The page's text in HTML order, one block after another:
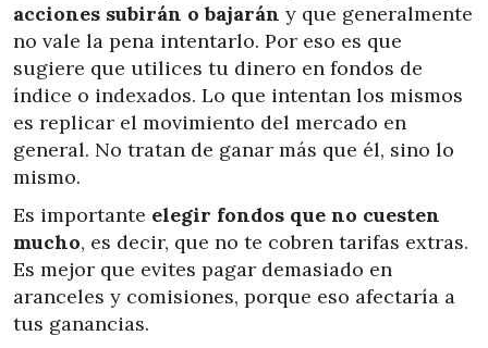
acciones subirán o bajarán y que generalmente
no vale la pena intentarlo. Por eso es que
sugiere que utilices tu dinero en fondos de
índice o indexados. Lo que intentan los mismos
es replicar el movimiento del mercado en
general. No tratan de ganar más que él, sino lo
mismo.
Es importante elegir fondos que no cuesten
mucho, es decir, que no te cobren tarifas extras.
Es mejor que evites pagar demasiado en
aranceles y comisiones, porque eso afectaría a
tus ganancias.